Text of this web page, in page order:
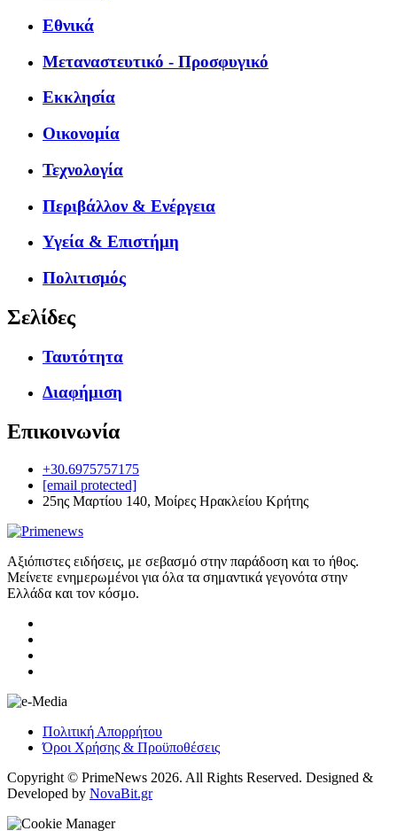
Εθνικά
Μεταναστευτικό - Προσφυγικό
Εκκλησία
Οικονομία
Τεχνολογία
Περιβάλλον & Ενέργεια
Υγεία & Επιστήμη
Πολιτισμός
Σελίδες
Ταυτότητα
Διαφήμιση
Επικοινωνία
+30.6975757175
[email protected]
25ης Μαρτίου 140, Μοίρες Ηρακλείου Κρήτης
Αξιόπιστες ειδήσεις, με σεβασμό στην παράδοση και το ήθος.
Μείνετε ενημερωμένοι για όλα τα σημαντικά γεγονότα στην
Ελλάδα και τον κόσμο.
Πολιτική Απορρήτου
Όροι Χρήσης & Προϋποθέσεις
Copyright © PrimeNews 2026. All Rights Reserved. Designed &
Developed by NovaBit.gr